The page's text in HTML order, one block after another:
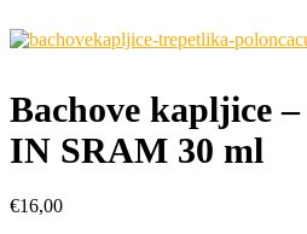
Bachove kapljice
IN SRAM 30 ml
€16,00